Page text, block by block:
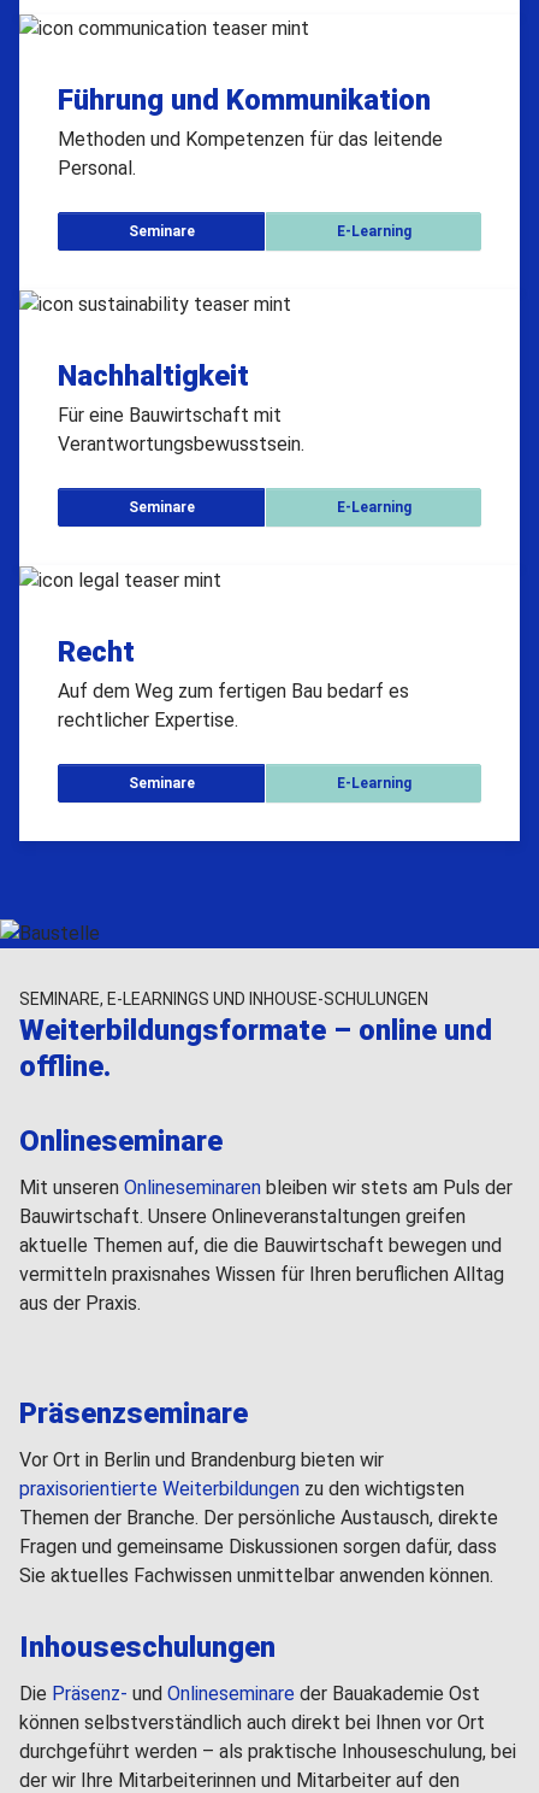
Führung und Kommunikation
Methoden und Kompetenzen für das leitende
Personal.
Seminare E-Learning
Nachhaltigkeit
Für eine Bauwirtschaft mit
Verantwortungsbewusstsein.
Seminare E-Learning
Recht
Auf dem Weg zum fertigen Bau bedarf es
rechtlicher Expertise.
Seminare E-Learning
SEMINARE, E-LEARNINGS UND INHOUSE-SCHULUNGEN
Weiterbildungsformate – online und
offline.
Onlineseminare
Mit unseren Onlineseminaren bleiben wir stets am Puls der
Bauwirtschaft. Unsere Onlineveranstaltungen greifen
aktuelle Themen auf, die die Bauwirtschaft bewegen und
vermitteln praxisnahes Wissen für Ihren beruflichen Alltag
aus der Praxis.
Präsenzseminare
Vor Ort in Berlin und Brandenburg bieten wir
praxisorientierte Weiterbildungen zu den wichtigsten
Themen der Branche. Der persönliche Austausch, direkte
Fragen und gemeinsame Diskussionen sorgen dafür, dass
Sie aktuelles Fachwissen unmittelbar anwenden können.
Inhouseschulungen
Die Präsenz- und Onlineseminare der Bauakademie Ost
können selbstverständlich auch direkt bei Ihnen vor Ort
durchgeführt werden – als praktische Inhouseschulung, bei
der wir Ihre Mitarbeiterinnen und Mitarbeiter auf den